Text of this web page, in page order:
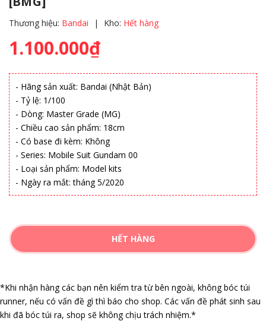
Thương hiệu: Bandai | Kho: Hết hàng
1.100.000₫
- Hãng sản xuất: Bandai (Nhật Bản)
- Tỷ lệ: 1/100
- Dòng: Master Grade (MG)
- Chiều cao sản phẩm: 18cm
- Có base đi kèm: Không
- Series: Mobile Suit Gundam 00
- Loại sản phẩm: Model kits
- Ngày ra mắt: tháng 5/2020
HẾT HÀNG
*Khi nhận hàng các bạn nên kiểm tra từ bên ngoài, không bóc túi
runner, nếu có vấn đề gì thì báo cho shop. Các vấn đề phát sinh sau
khi đã bóc túi ra, shop sẽ không chịu trách nhiệm.*